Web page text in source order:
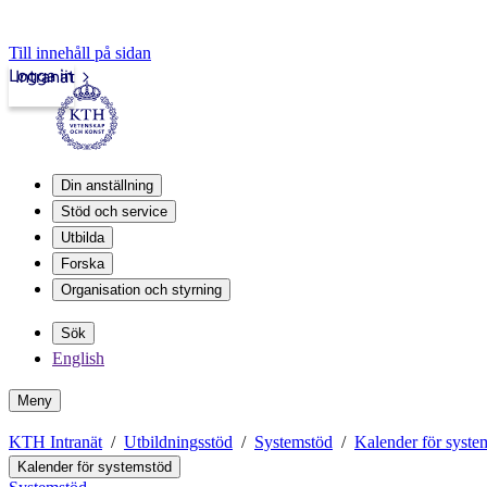
Till innehåll på sidan
Intranät
Logga in
Din anställning
Stöd och service
Utbilda
Forska
Organisation och styrning
Sök
English
Meny
KTH Intranät Utbildningsstöd Systemstöd Kalender för
Kalender för systemstöd